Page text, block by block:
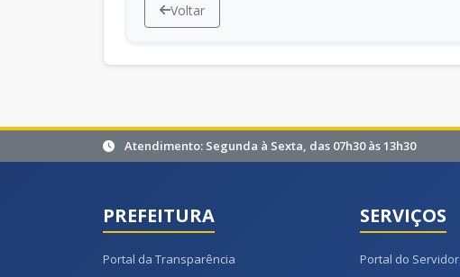
Voltar
Atendimento: Segunda à Sexta, das 07h30 às 13h30
PREFEITURA
Portal da Transparência
SERVIÇOS
Portal do Servidor